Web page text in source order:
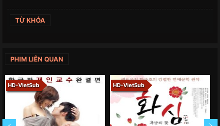
TỪ KHÓA
PHIM LIÊN QUAN
HD-VietSub HD-VietSub